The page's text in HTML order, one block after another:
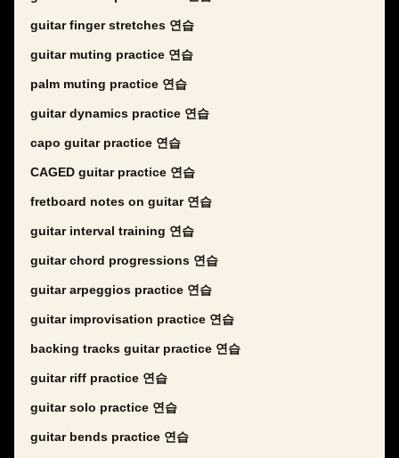
guitar finger stretches 연습
guitar muting practice 연습
palm muting practice 연습
guitar dynamics practice 연습
capo guitar practice 연습
CAGED guitar practice 연습
fretboard notes on guitar 연습
guitar interval training 연습
guitar chord progressions 연습
guitar arpeggios practice 연습
guitar improvisation practice 연습
backing tracks guitar practice 연습
guitar riff practice 연습
guitar solo practice 연습
guitar bends practice 연습